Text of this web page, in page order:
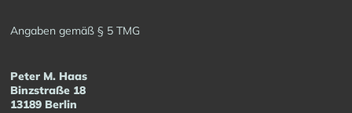
Angaben gemäß § 5 TMG
Peter M. Haas
Binzstraße 18
13189 Berlin